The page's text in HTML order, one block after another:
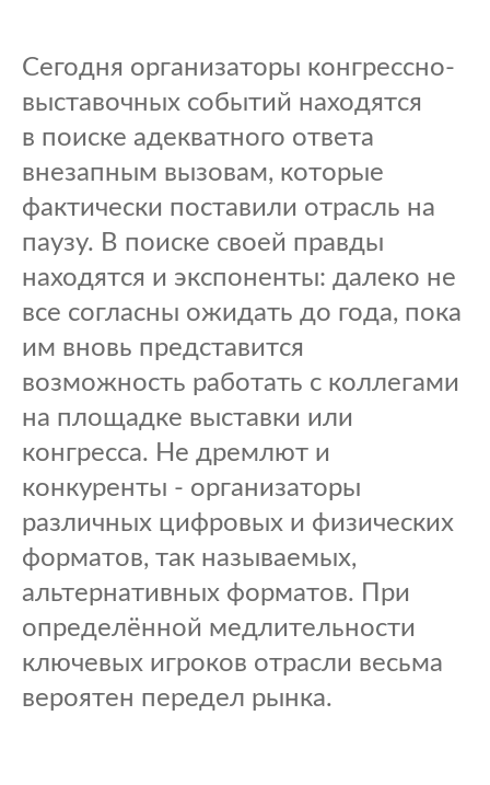
Сегодня организаторы конгрессно-
выставочных событий находятся
в поиске адекватного ответа
внезапным вызовам, которые
фактически поставили отрасль на
паузу. В поиске своей правды
находятся и экспоненты: далеко не
все согласны ожидать до года, пока
им вновь представится
возможность работать с коллегами
на площадке выставки или
конгресса. Не дремлют и
конкуренты - организаторы
различных цифровых и физических
форматов, так называемых,
альтернативных форматов. При
определённой медлительности
ключевых игроков отрасли весьма
вероятен передел рынка.